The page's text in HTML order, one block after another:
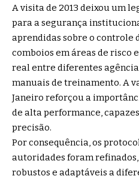
A visita de 2013 deixou um
para a segurança
aprendidas sobre o controle
comboios em áreas de risco
real entre diferentes
manuais de treinamento. A
Janeiro reforçou a
de alta performance,
precisão.
Por consequência, os
autoridades foram
robustos e adaptáveis a